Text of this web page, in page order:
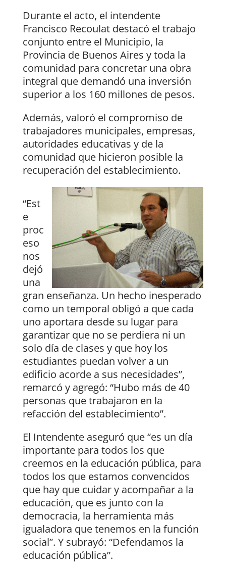
Durante el acto, el intendente
Francisco Recoulat destacó el trabajo
conjunto entre el Municipio, la
Provincia de Buenos Aires y toda la
comunidad para concretar una obra
integral que demandó una inversión
superior a los 160 millones de pesos.
Además, valoró el compromiso de
trabajadores municipales, empresas,
autoridades educativas y de la
comunidad que hicieron posible la
recuperación del establecimiento.
“Est
e
proc
eso
nos
dejó
una
gran enseñanza. Un hecho inesperado
como un temporal obligó a que cada
uno aportara desde su lugar para
garantizar que no se perdiera ni un
solo día de clases y que hoy los
estudiantes puedan volver a un
edificio acorde a sus necesidades”,
remarcó y agregó: “Hubo más de 40
personas que trabajaron en la
refacción del establecimiento”.
El Intendente aseguró que “es un día
importante para todos los que
creemos en la educación pública, para
todos los que estamos convencidos
que hay que cuidar y acompañar a la
educación, que es junto con la
democracia, la herramienta más
igualadora que tenemos en la función
social”. Y subrayó: “Defendamos la
educación pública”.